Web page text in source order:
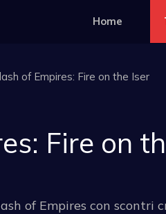
Home
of Empires: Fire on the Iser
Fire on
of Empires con